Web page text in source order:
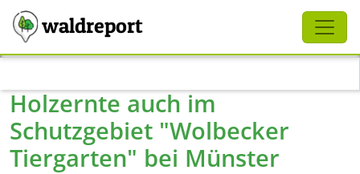
waldreport
Holzernte auch im
Schutzgebiet "Wolbecker
Tiergarten" bei Münster
Schliessen